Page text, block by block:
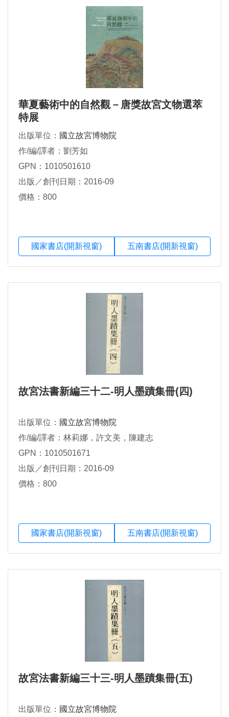
華夏藝術中的自然觀－唐獎故宮文物選萃
特展
出版單位： 國立故宮博物院
作/編/譯者：劉芳如
GPN：1010501610
出版／創刊日期：2016-09
價格：800
國家書店(開新視窗) 五南書店(開新視窗)
故宮法書新編三十二-明人墨蹟集冊(四)
出版單位： 國立故宮博物院
作/編/譯者：林莉娜，許文美，陳建志
GPN：1010501671
出版／創刊日期：2016-09
價格：800
國家書店(開新視窗) 五南書店(開新視窗)
故宮法書新編三十三-明人墨蹟集冊(五)
出版單位： 國立故宮博物院